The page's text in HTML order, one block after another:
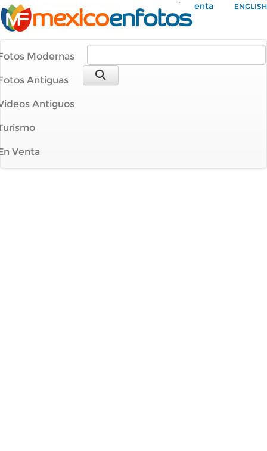
Mi Cuenta ENGLISH
Modernas
Antiguas
Antiguos
Venta